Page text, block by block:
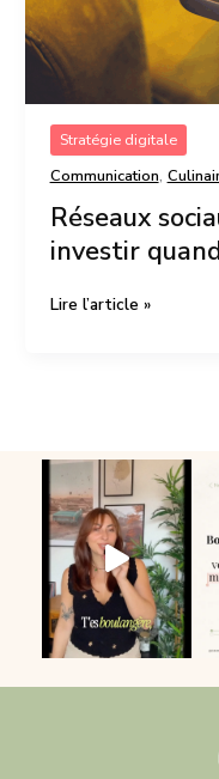
Stratégie digitale
Communication,
Réseaux
investir
est
restaurateur
?
Lire l’article »